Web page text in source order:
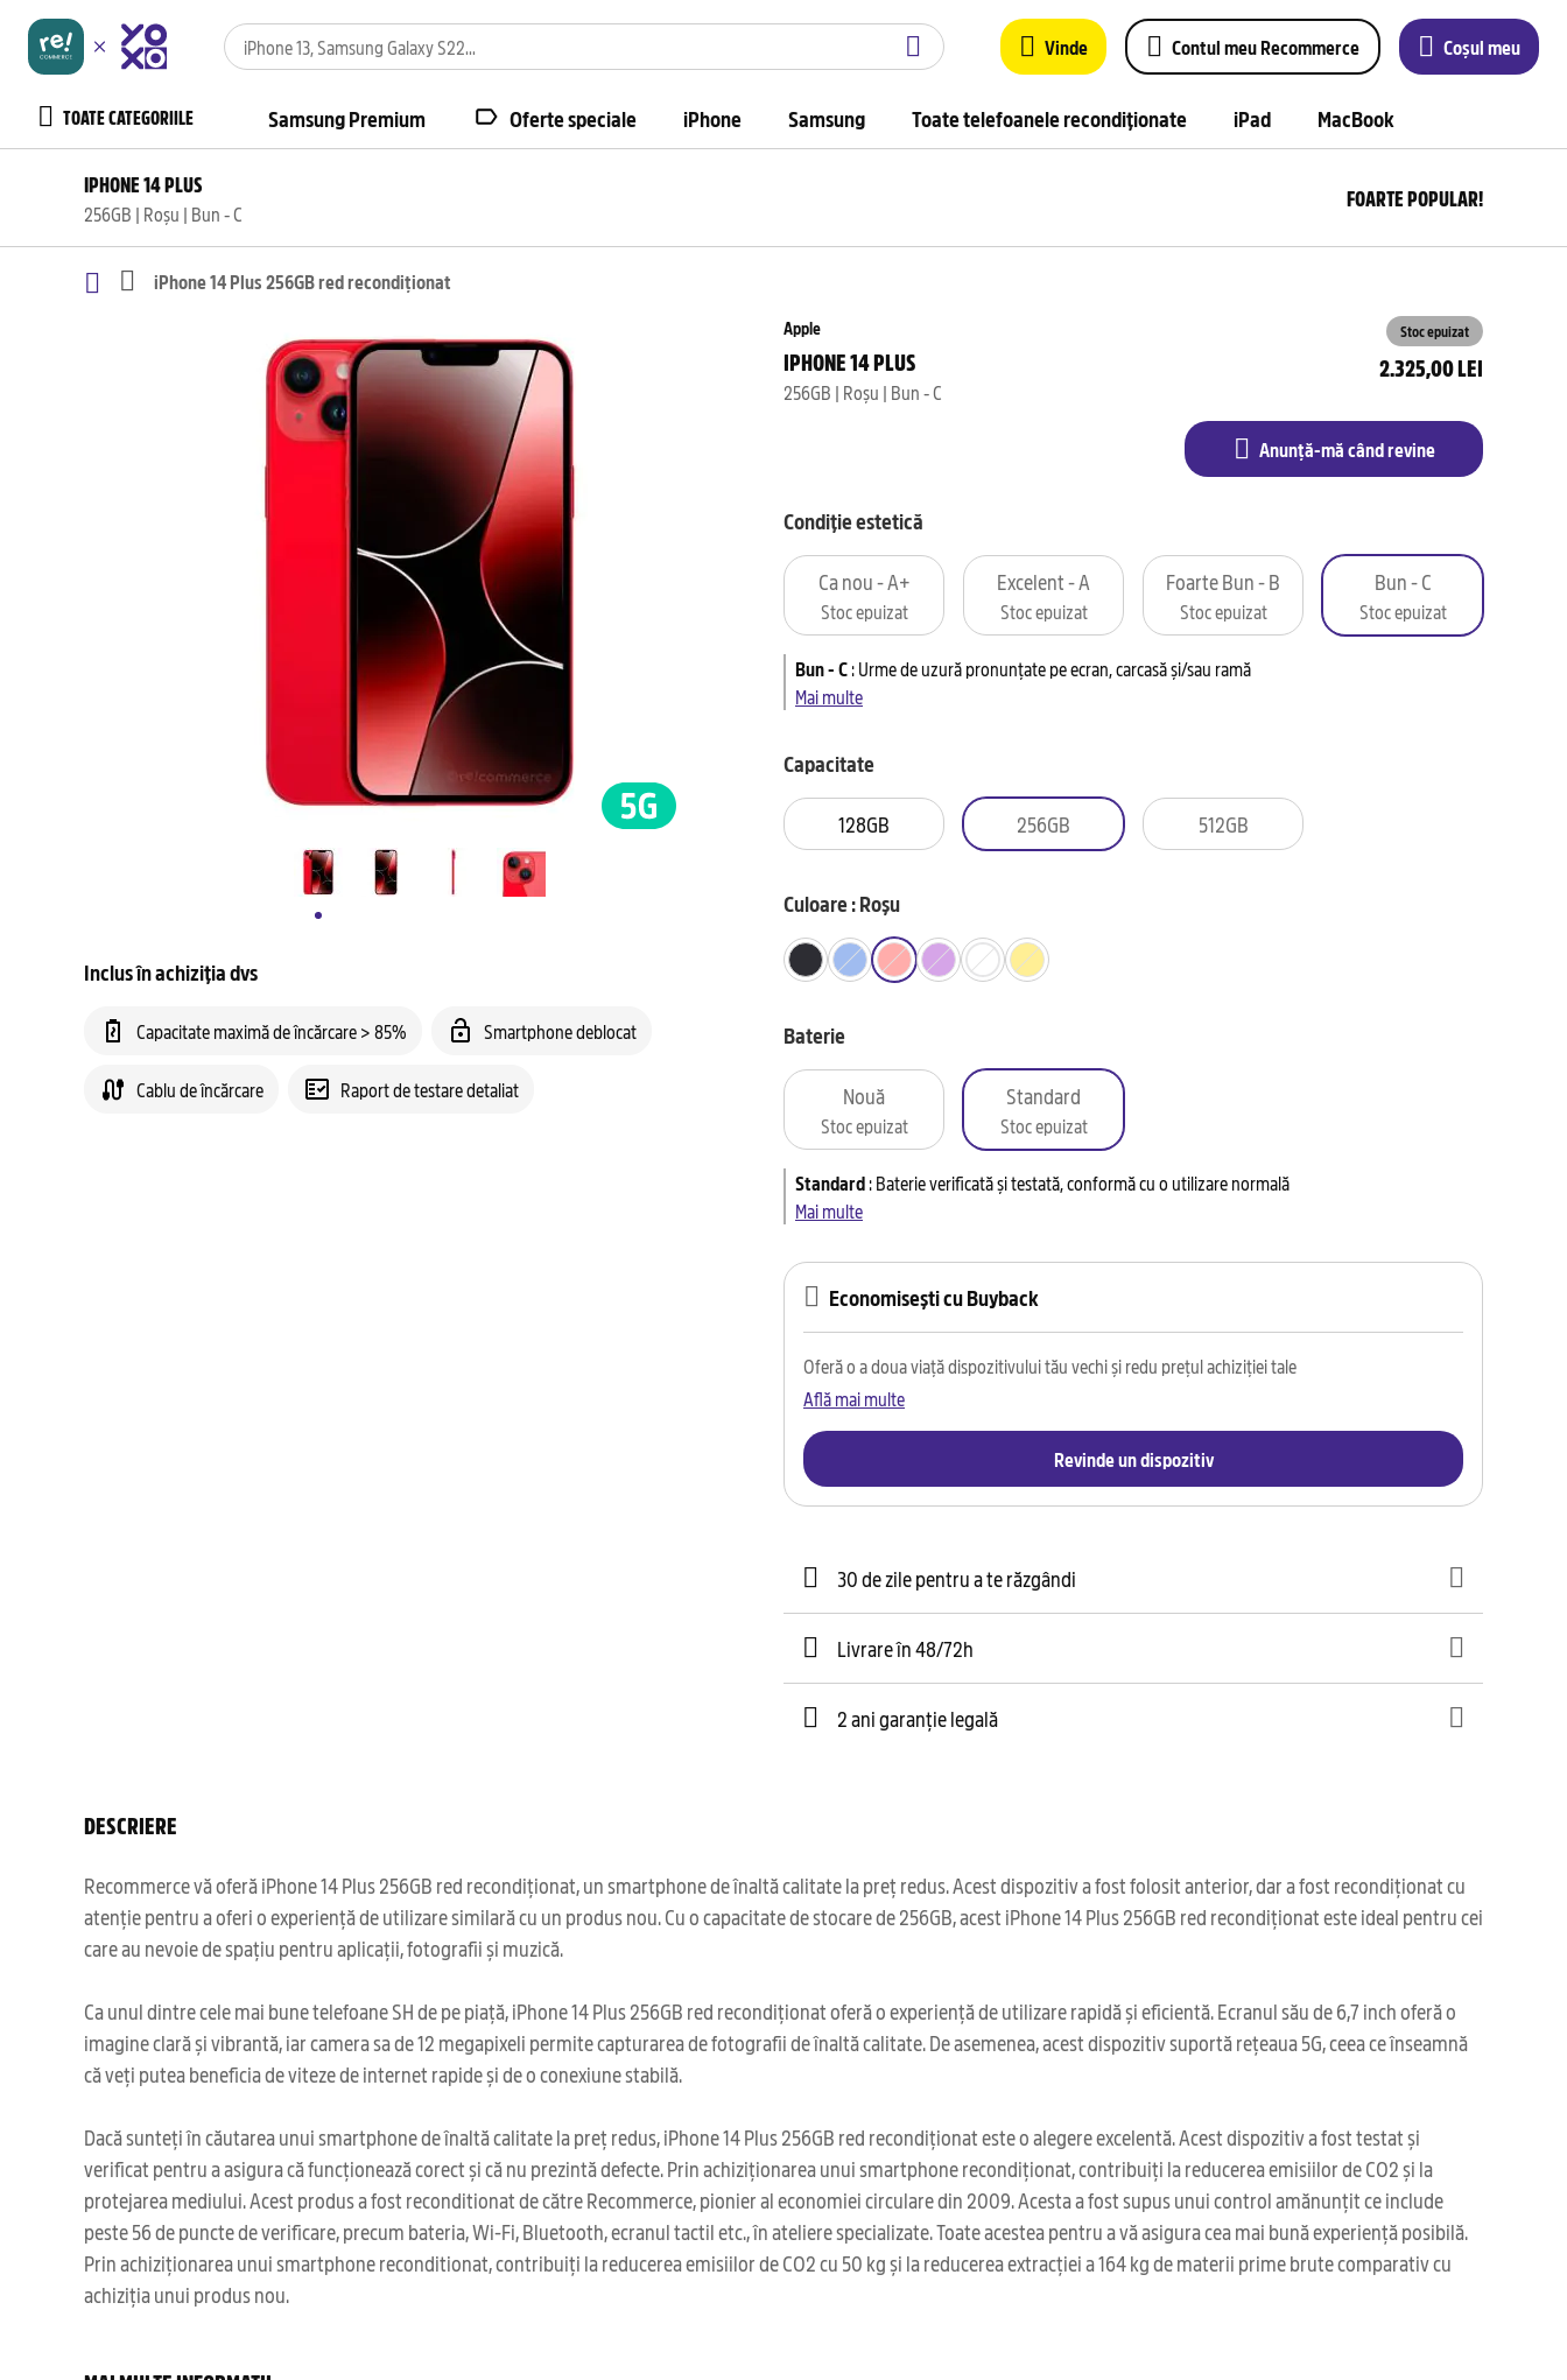
Vinde Contul meu Recommerce Coșul meu
TOATE CATEGORIILE Samsung Premium Oferte speciale iPhone Samsung Toate telefoanele recondiționate iPad MacBook
IPHONE 14 PLUS
256GB | Roșu | Bun - C
FOARTE POPULAR!
iPhone 14 Plus 256GB red recondiționat
Apple
IPHONE 14 PLUS
256GB | Roșu | Bun - C
Stoc epuizat
Inclus în achiziția dvs
Capacitate maximă de încărcare > 85% Smartphone deblocat
Cablu de încărcare Raport de testare detaliat
2.325,00 LEI
Anunță-mă când revine
Condiție estetică
Ca nou - A+
Stoc epuizat
Excelent - A
Stoc epuizat
Foarte Bun - B
Stoc epuizat
Bun - C
Stoc epuizat
Bun - C:Urme de uzură pronunțate pe ecran, carcasă și/sau ramă
Mai multe
Capacitate
128GB 256GB 512GB
Culoare : Roșu
Baterie
Nouă
Stoc epuizat
Standard
Stoc epuizat
Standard:Baterie verificată și testată, conformă cu o utilizare normală
Mai multe
Economisești cu Buyback
Oferă o a doua viață dispozitivului tău vechi și redu prețul achiziției tale
Află mai multe
Revinde un dispozitiv
30 de zile pentru a te răzgândi
Livrare în 48/72h
2 ani garanție legală
DESCRIERE
Recommerce vă oferă iPhone 14 Plus 256GB red recondiționat, un smartphone de înaltă calitate la preț redus. Acest dispozitiv a fost folosit anterior, dar a fost recondiționat cu
atenție pentru a oferi o experiență de utilizare similară cu un produs nou. Cu o capacitate de stocare de 256GB, acest iPhone 14 Plus 256GB red recondiționat este ideal pentru cei
care au nevoie de spațiu pentru aplicații, fotografii și muzică.
Ca unul dintre cele mai bune telefoane SH de pe piață, iPhone 14 Plus 256GB red recondiționat oferă o experiență de utilizare rapidă și eficientă. Ecranul său de 6,7 inch oferă o
imagine clară și vibrantă, iar camera sa de 12 megapixeli permite capturarea de fotografii de înaltă calitate. De asemenea, acest dispozitiv suportă rețeaua 5G, ceea ce înseamnă
că veți putea beneficia de viteze de internet rapide și de o conexiune stabilă.
Dacă sunteți în căutarea unui smartphone de înaltă calitate la preț redus, iPhone 14 Plus 256GB red recondiționat este o alegere excelentă. Acest dispozitiv a fost testat și
verificat pentru a asigura că funcționează corect și că nu prezintă defecte. Prin achiziționarea unui smartphone recondiționat, contribuiți la reducerea emisiilor de CO2 și la
protejarea mediului. Acest produs a fost reconditionat de către Recommerce, pionier al economiei circulare din 2009. Acesta a fost supus unui control amănunțit ce include
peste 56 de puncte de verificare, precum bateria, Wi-Fi, Bluetooth, ecranul tactil etc., în ateliere specializate. Toate acestea pentru a vă asigura cea mai bună experiență posibilă.
Prin achiziționarea unui smartphone reconditionat, contribuiți la reducerea emisiilor de CO2 cu 50 kg și la reducerea extracției a 164 kg de materii prime brute comparativ cu
achiziția unui produs nou.